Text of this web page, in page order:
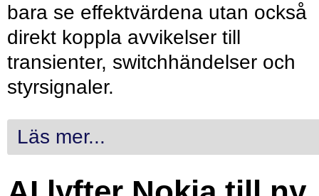
bara se effektvärdena utan också
direkt koppla avvikelser till
transienter, switchhändelser och
styrsignaler.
Läs mer...